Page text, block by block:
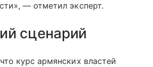
— отметил эксперт.
сценарий
курс армянских властей